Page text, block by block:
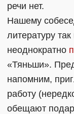
речи нет.
Нашему
литературу
неоднократно
«Тяньши».
напомним,
работу
обещают